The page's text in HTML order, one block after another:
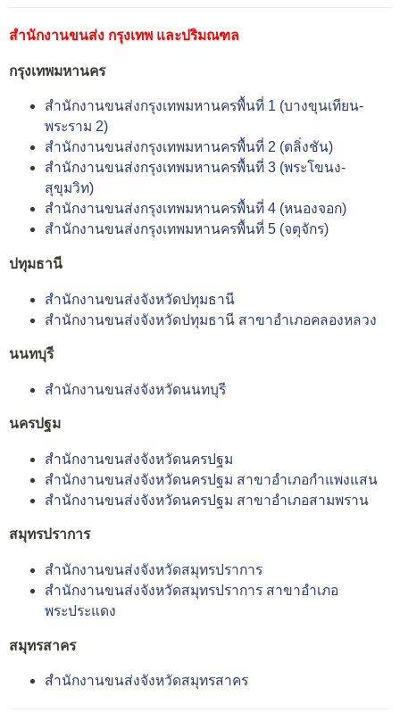
สำนักงานขนส่ง กรุงเทพ และปริมณฑล
กรุงเทพมหานคร
สำนักงานขนส่งกรุงเทพมหานครพื้นที่ 1 (บางขุนเทียน-
พระราม 2)
สำนักงานขนส่งกรุงเทพมหานครพื้นที่ 2 (ตลิ่งชัน)
สำนักงานขนส่งกรุงเทพมหานครพื้นที่ 3 (พระโขนง-
สุขุมวิท)
สำนักงานขนส่งกรุงเทพมหานครพื้นที่ 4 (หนองจอก)
สำนักงานขนส่งกรุงเทพมหานครพื้นที่ 5 (จตุจักร)
ปทุมธานี
สำนักงานขนส่งจังหวัดปทุมธานี
สำนักงานขนส่งจังหวัดปทุมธานี สาขาอำเภอคลองหลวง
นนทบุรี
สำนักงานขนส่งจังหวัดนนทบุรี
นครปฐม
สำนักงานขนส่งจังหวัดนครปฐม
สำนักงานขนส่งจังหวัดนครปฐม สาขาอำเภอกำแพงแสน
สำนักงานขนส่งจังหวัดนครปฐม สาขาอำเภอสามพราน
สมุทรปราการ
สำนักงานขนส่งจังหวัดสมุทรปราการ
สำนักงานขนส่งจังหวัดสมุทรปราการ สาขาอำเภอ
พระประแดง
สมุทรสาคร
สำนักงานขนส่งจังหวัดสมุทรสาคร